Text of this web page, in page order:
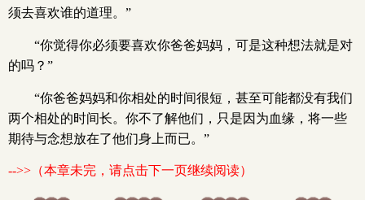
须去喜欢谁的道理。”
“你觉得你必须要喜欢你爸爸妈妈，可是这种想法就是对
的吗？”
“你爸爸妈妈和你相处的时间很短，甚至可能都没有我们
两个相处的时间长。你不了解他们，只是因为血缘，将一些
期待与念想放在了他们身上而已。”
-->>（本章未完，请点击下一页继续阅读）